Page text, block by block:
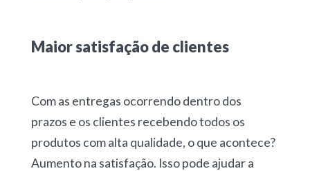
Maior satisfação de clientes
Com as entregas ocorrendo dentro dos
prazos e os clientes recebendo todos os
produtos com alta qualidade, o que acontece?
Aumento na satisfação. Isso pode ajudar a